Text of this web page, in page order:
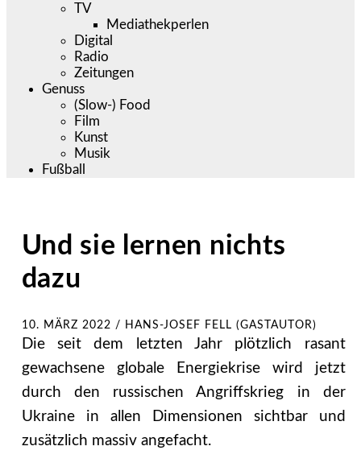
TV
Mediathekperlen
Digital
Radio
Zeitungen
Genuss
(Slow-) Food
Film
Kunst
Musik
Fußball
Und sie lernen nichts
dazu
10. MÄRZ 2022 / HANS-JOSEF FELL (GASTAUTOR)
Die seit dem letzten Jahr plötzlich rasant
gewachsene globale Energiekrise wird jetzt
durch den russischen Angriffskrieg in der
Ukraine in allen Dimensionen sichtbar und
zusätzlich massiv angefacht.